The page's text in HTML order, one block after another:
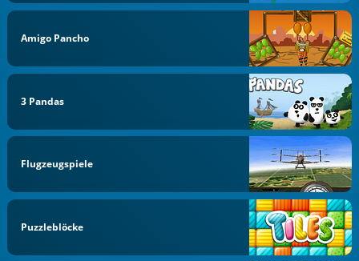
Amigo Pancho
3 Pandas
Flugzeugspiele
Puzzleblöcke